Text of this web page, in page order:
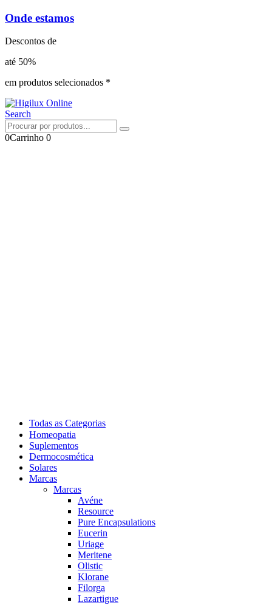
Onde estamos
Descontos de
até 50%
em produtos selecionados *
Search
0Carrinho 0
Todas as Categorias
Homeopatia
Suplementos
Dermocosmética
Solares
Marcas
Marcas
Avéne
Resource
Pure Encapsulations
Eucerin
Uriage
Meritene
Olistic
Klorane
Filorga
Lazartigue